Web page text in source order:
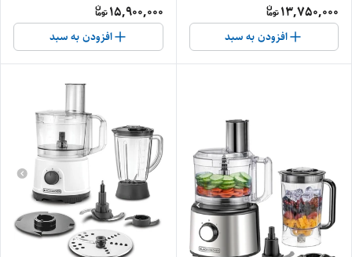
13,750,000
افزودن به سبد
15,900,000
افزودن به سبد